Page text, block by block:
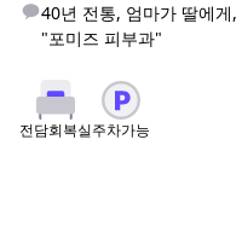
40년 전통, 엄마가 딸에게
"포미즈 피부과"
전담회복실주차가능